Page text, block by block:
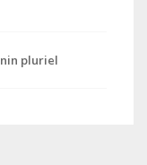
pluriel